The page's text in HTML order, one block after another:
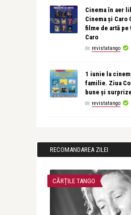
Cinema în aer
Cinema și Caro
filme de artă
Caro
de revistatango
1 iunie la
familie. Ziua
bune și
de revistatango
RECOMANDAREA ZILEI
CĂRȚILE TANGO